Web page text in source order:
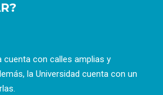
cuenta con calles amplias y
la Universidad cuenta con un